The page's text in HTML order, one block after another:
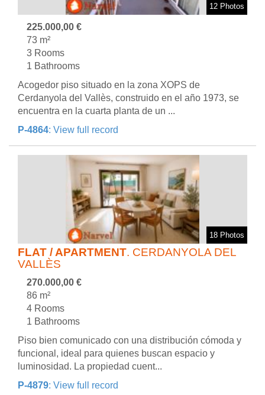
12 Photos
225.000,00 €
73 m²
3 Rooms
1 Bathrooms
Acogedor piso situado en la zona XOPS de
Cerdanyola del Vallès, construido en el año 1973, se
encuentra en la cuarta planta de un ...
P-4864: View full record
18 Photos
FLAT / APARTMENT. CERDANYOLA DEL
VALLÈS
270.000,00 €
86 m²
4 Rooms
1 Bathrooms
Piso bien comunicado con una distribución cómoda y
funcional, ideal para quienes buscan espacio y
luminosidad. La propiedad cuent...
P-4879: View full record